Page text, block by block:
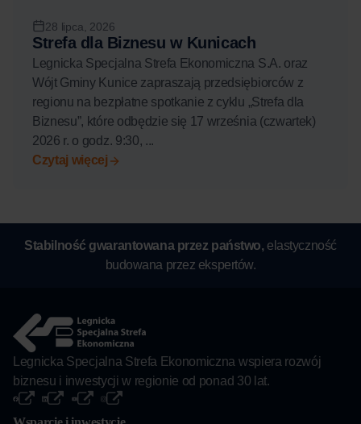
28 lipca, 2026
Strefa dla Biznesu w Kunicach
Legnicka Specjalna Strefa Ekonomiczna S.A. oraz
Wójt Gminy Kunice zapraszają przedsiębiorców z
regionu na bezpłatne spotkanie z cyklu „Strefa dla
Biznesu”, które odbędzie się 17 września (czwartek)
2026 r. o godz. 9:30, ...
Czytaj więcej
Stabilność gwarantowana przez państwo, elastyczność
budowana przez ekspertów.
Legnicka Specjalna Strefa Ekonomiczna wspiera rozwój
biznesu i inwestycji w regionie od ponad 30 lat.